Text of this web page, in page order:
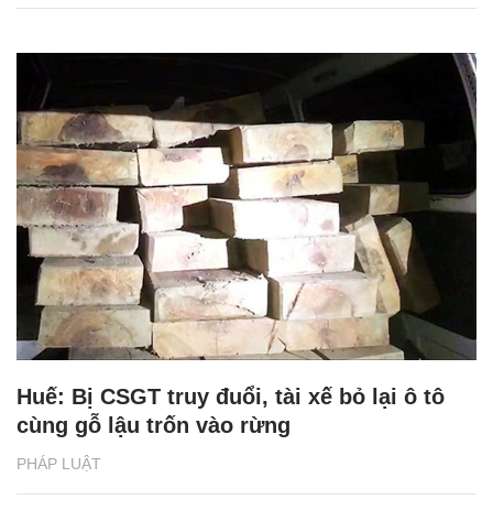
PHÁP LUẬT
Huế: Bị CSGT truy đuổi, tài xế bỏ lại ô tô
cùng gỗ lậu trốn vào rừng